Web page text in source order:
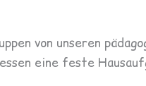
von unseren
eine feste